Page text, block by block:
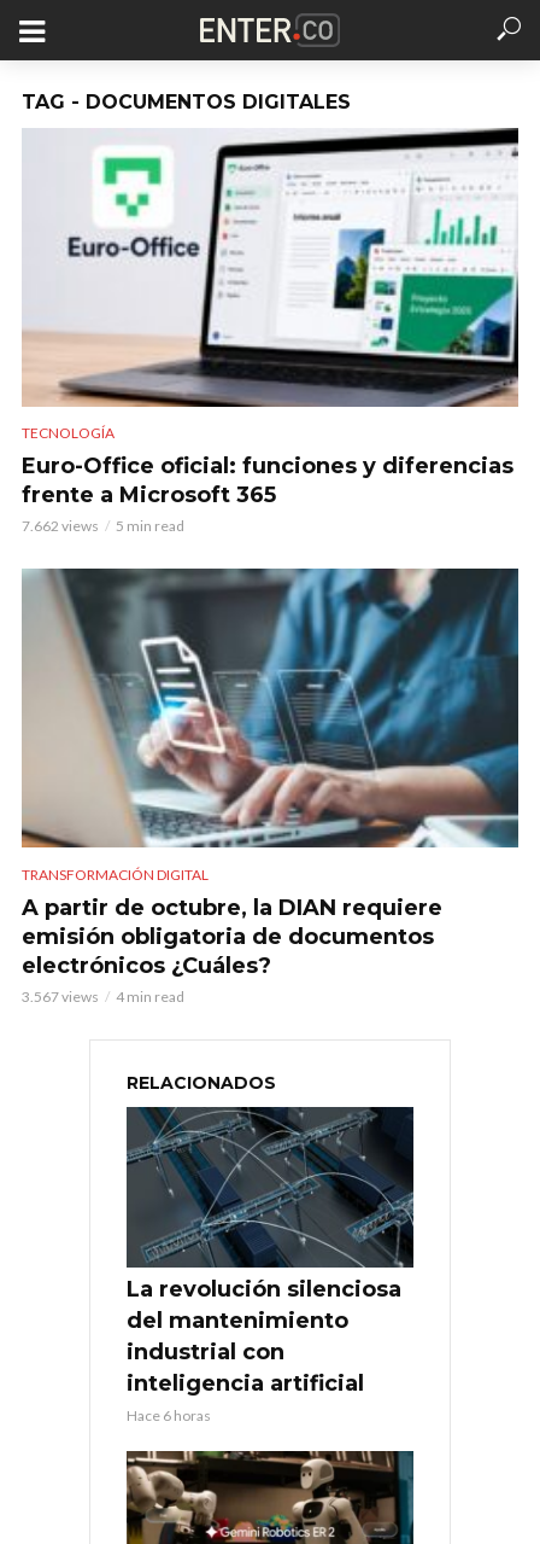
TAG - DOCUMENTOS DIGITALES
TECNOLOGÍA
Euro-Office oficial: funciones y diferencias
frente a Microsoft 365
7.662 views 5 min read
TRANSFORMACIÓN DIGITAL
A partir de octubre, la DIAN requiere
emisión obligatoria de documentos
electrónicos ¿Cuáles?
3.567 views 4 min read
RELACIONADOS
La revolución silenciosa
del mantenimiento
industrial con
inteligencia artificial
Hace 6 horas